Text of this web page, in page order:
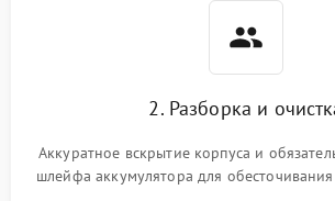
2. Разборка и
Аккуратное вскрытие корпуса и
шлейфа аккумулятора для